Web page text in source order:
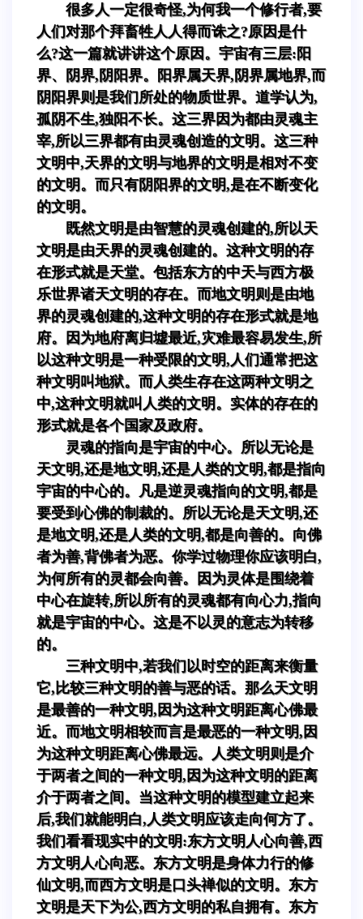
很多人一定很奇怪,为何我一个修行者,要
人们对那个拜畜牲人人得而诛之?原因是什
么?这一篇就讲讲这个原因。宇宙有三层:阳
界、阴界,阴阳界。阳界属天界,阴界属地界,而
阴阳界则是我们所处的物质世界。道学认为,
孤阴不生,独阳不长。这三界因为都由灵魂主
宰,所以三界都有由灵魂创造的文明。这三种
文明中,天界的文明与地界的文明是相对不变
的文明。而只有阴阳界的文明,是在不断变化
的文明。
既然文明是由智慧的灵魂创建的,所以天
文明是由天界的灵魂创建的。这种文明的存
在形式就是天堂。包括东方的中天与西方极
乐世界诸天文明的存在。而地文明则是由地
界的灵魂创建的,这种文明的存在形式就是地
府。因为地府离归墟最近,灾难最容易发生,所
以这种文明是一种受限的文明,人们通常把这
种文明叫地狱。而人类生存在这两种文明之
中,这种文明就叫人类的文明。实体的存在的
形式就是各个国家及政府。
灵魂的指向是宇宙的中心。所以无论是
天文明,还是地文明,还是人类的文明,都是指向
宇宙的中心的。凡是逆灵魂指向的文明,都是
要受到心佛的制裁的。所以无论是天文明,还
是地文明,还是人类的文明,都是向善的。向佛
者为善,背佛者为恶。你学过物理你应该明白,
为何所有的灵都会向善。因为灵体是围绕着
中心在旋转,所以所有的灵魂都有向心力,指向
就是宇宙的中心。这是不以灵的意志为转移
的。
三种文明中,若我们以时空的距离来衡量
它,比较三种文明的善与恶的话。那么天文明
是最善的一种文明,因为这种文明距离心佛最
近。而地文明相较而言是最恶的一种文明,因
为这种文明距离心佛最远。人类文明则是介
于两者之间的一种文明,因为这种文明的距离
介于两者之间。当这种文明的模型建立起来
后,我们就能明白,人类文明应该走向何方了。
我们看看现实中的文明:东方文明人心向善,西
方文明人心向恶。东方文明是身体力行的修
仙文明,而西方文明是口头禅似的文明。东方
文明是天下为公,西方文明的私自拥有。东方